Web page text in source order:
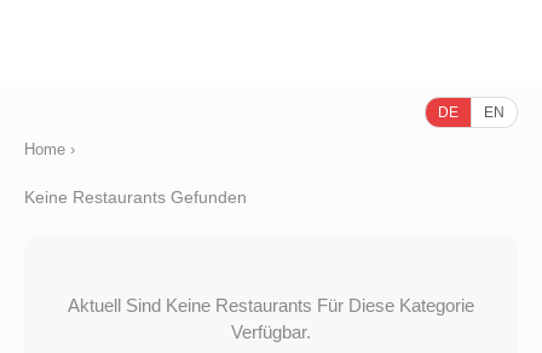
DE EN
Home ›
Keine Restaurants Gefunden
Aktuell Sind Keine Restaurants Für Diese Kategorie
Verfügbar.